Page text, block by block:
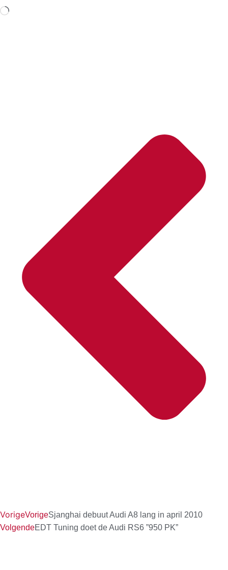
Aan
VorigeVorigeSjanghai debuut Audi A8 lang in april 2010
VolgendeEDT Tuning doet de Audi RS6 ”950 PK”